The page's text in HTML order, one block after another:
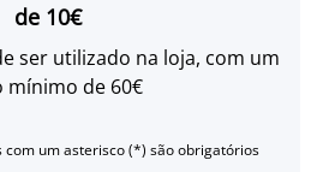
de 10€
ser utilizado na loja, com um
mínimo de 60€
com um asterisco (*) são obrigatórios